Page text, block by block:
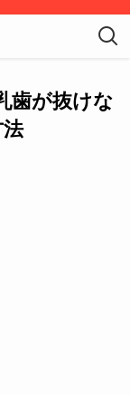
歯が抜けな